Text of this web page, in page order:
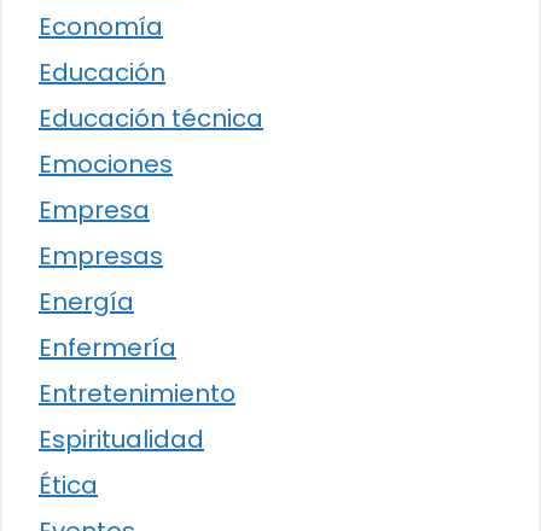
Economía
Educación
Educación técnica
Emociones
Empresa
Empresas
Energía
Enfermería
Entretenimiento
Espiritualidad
Ética